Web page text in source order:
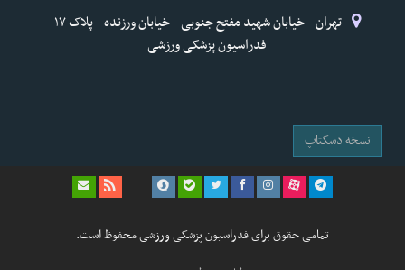
تهران - خیابان شهید مفتح جنوبی - خیابان ورزنده - پلاک ۱۷ -
فدراسیون پزشکی ورزشی
نسخه دسکتاپ
تمامی حقوق برای فدراسیون پزشکی ورزشی محفوظ است.